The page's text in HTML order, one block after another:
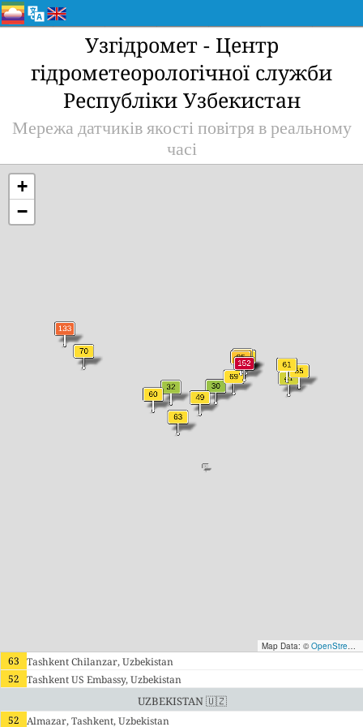
Узгідромет - Центр
гідрометеорологічної служби
Республіки Узбекистан
Мережа датчиків якості повітря в реальному
часі
+
−
Map Data: © OpenStreetMap contributors
63 Tashkent Chilanzar, Uzbekistan
52 Tashkent US Embassy, Uzbekistan
Uzbekistan 🇺🇿
52 Almazar, Tashkent, Uzbekistan